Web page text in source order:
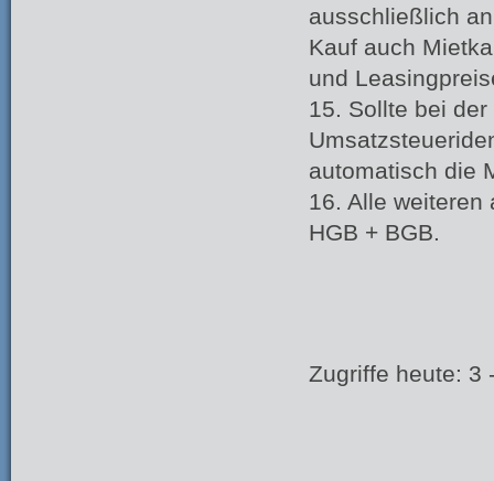
ausschließlich
Kauf auch
und
15. Sollte bei
automatisch die
16. Alle weiteren
HGB + BGB.
Zugriffe heute: 3